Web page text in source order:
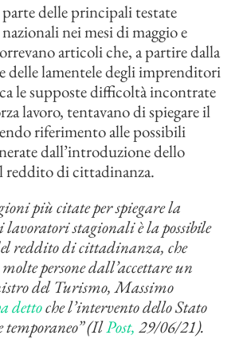
delle principali testate
nei mesi di maggio e
articoli che, a partire dalla
delle lamentele degli imprenditori
le supposte difficoltà incontrate
lavoro, tentavano di spiegare il
riferimento alle possibili
dall’introduzione dello
reddito di cittadinanza.
più citate per spiegare la
stagionali è la possibile
reddito di cittadinanza, che
persone dall’accettare un
del Turismo, Massimo
dettoche l’intervento dello Stato
temporaneo” (IlPost, 29/06/21).